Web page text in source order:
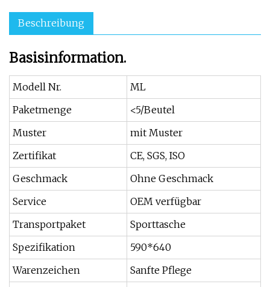
Beschreibung
Basisinformation.
Modell Nr.
ML
Paketmenge
<5/Beutel
Muster
mit Muster
Zertifikat
CE, SGS, ISO
Geschmack
Ohne Geschmack
Service
OEM verfügbar
Transportpaket
Sporttasche
Spezifikation
590*640
Warenzeichen
Sanfte Pflege